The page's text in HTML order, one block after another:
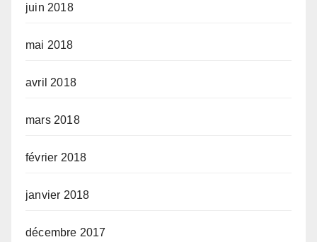
juin 2018
mai 2018
avril 2018
mars 2018
février 2018
janvier 2018
décembre 2017